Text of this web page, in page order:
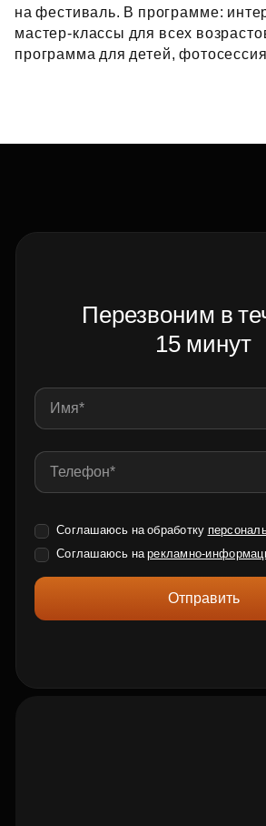
на фестиваль. В программе:
мастер‑классы для всех
программа для детей,
Перезвоним в
15 минут
Соглашаюсь на обработку
Соглашаюсь нарекламно-
Отправить